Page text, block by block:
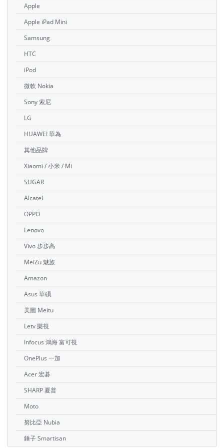
Apple
Apple iPad Mini
Samsung
HTC
iPod
微軟 Nokia
Sony 索尼
LG
HUAWEI 華為
其他品牌
Xiaomi / 小米 / Mi
SUGAR
Alcatel
OPPO
Lenovo
Vivo 步步高
MeiZu 魅族
Amazon
Asus 華碩
美圖 Meitu
Letv 樂視
Infocus 鴻海 富可視
OnePlus 一加
Acer 宏碁
SHARP 夏普
Moto
努比亞 Nubia
錘子 Smartisan